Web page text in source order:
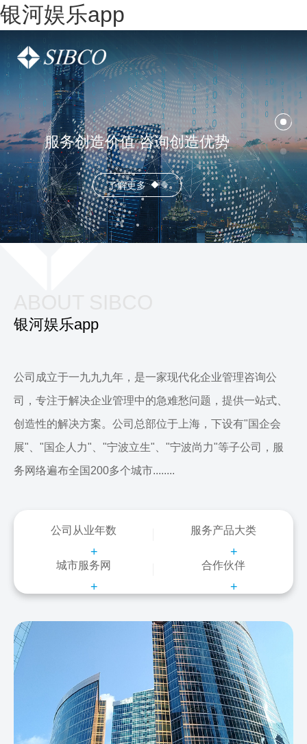
银河娱乐app
服务创造价值 咨询创造优势
了解更多
银河娱乐app
公司成立于一九九九年，是一家现代化企业管理咨询公
司，专注于解决企业管理中的急难愁问题，提供一站式、
创造性的解决方案。公司总部位于上海，下设有"国企会
展"、"国企人力"、"宁波立生"、"宁波尚力"等子公司，服
务网络遍布全国200多个城市........
公司从业年数
+
服务产品大类
+
城市服务网
+
合作伙伴
+